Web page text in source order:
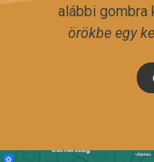
alábbi gombra
örökbe egy